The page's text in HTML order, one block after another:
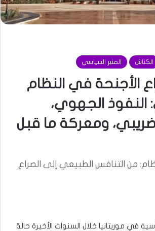
الكناش المنبر السياسي
الأجنحة في النظام
النفوذ الجهوي،
ومعركة ما قبل
من التنافس الطبيعي إلى الصراع
في موريتانيا خلال السنوات الأخيرة حالة